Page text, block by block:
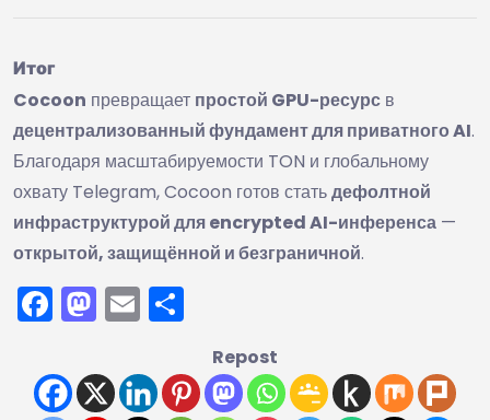
Итог
Cocoon превращает простой GPU-ресурс в
децентрализованный фундамент для приватного AI.
Благодаря масштабируемости TON и глобальному
охвату Telegram, Cocoon готов статьдефолтной
инфраструктурой для encrypted AI-инференса —
открытой, защищённой и безграничной.
Facebook
Mastodon
Email
Repost